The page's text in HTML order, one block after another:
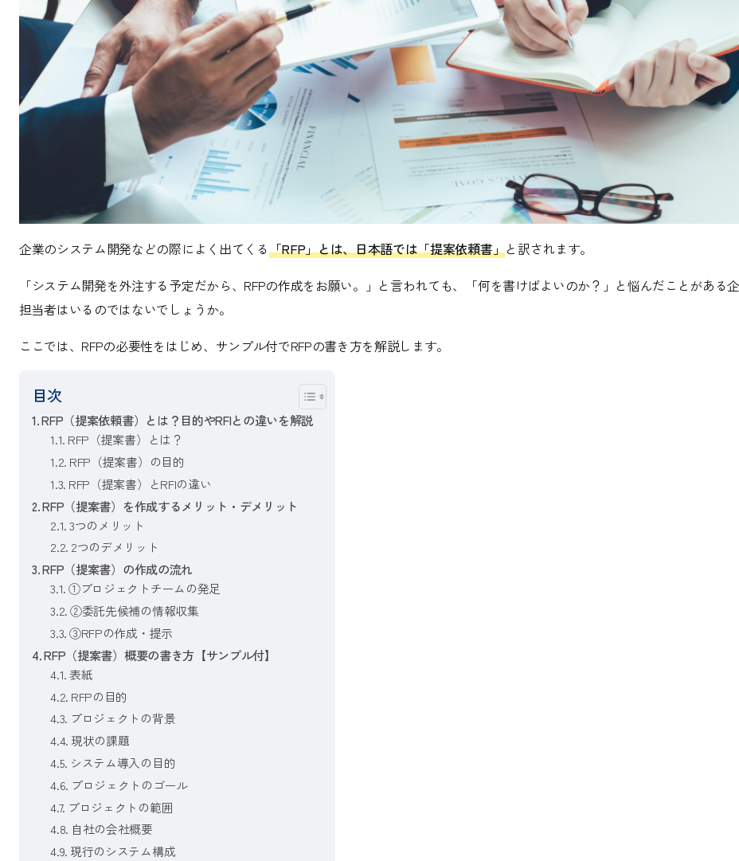
企業のシステム開発などの際によく出てくる「RFP」とは、日本語では「提案依頼書」と訳されます。
「システム開発を外注する予定だから、RFPの作成をお願い。」と言われても、「何を書けばよいのか？」と悩んだことがある
担当者はいるのではないでしょうか。
ここでは、RFPの必要性をはじめ、サンプル付でRFPの書き方を解説します。
目次
RFP（提案依頼書）とは？目的やRFIとの違いを解説
RFP（提案書）とは？
RFP（提案書）の目的
RFP（提案書）とRFIの違い
RFP（提案書）を作成するメリット・デメリット
3つのメリット
2つのデメリット
RFP（提案書）の作成の流れ
①プロジェクトチームの発足
②委託先候補の情報収集
③RFPの作成・提示
RFP（提案書）概要の書き方【サンプル付】
表紙
RFPの目的
プロジェクトの背景
現状の課題
システム導入の目的
プロジェクトのゴール
プロジェクトの範囲
自社の会社概要
現行のシステム構成